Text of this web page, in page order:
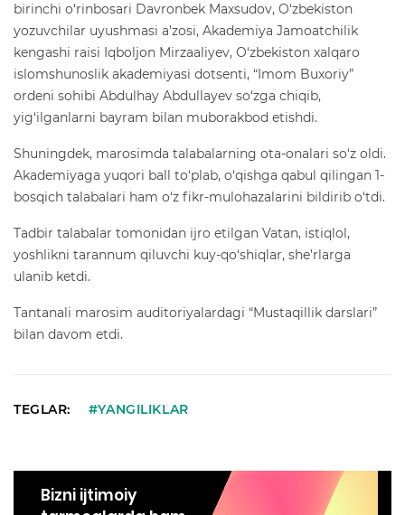
birinchi o‘rinbosari Davronbek Maxsudov, O‘zbekiston
yozuvchilar uyushmasi a’zosi, Akademiya Jamoatchilik
kengashi raisi Iqboljon Mirzaaliyev, O‘zbekiston xalqaro
islomshunoslik akademiyasi dotsenti, “Imom Buxoriy”
ordeni sohibi Abdulhay Abdullayev so‘zga chiqib,
yig‘ilganlarni bayram bilan muborakbod etishdi.
Shuningdek, marosimda talabalarning ota-onalari so‘z oldi.
Akademiyaga yuqori ball to‘plab, o‘qishga qabul qilingan 1-
bosqich talabalari ham o‘z fikr-mulohazalarini bildirib o‘tdi.
Tadbir talabalar tomonidan ijro etilgan Vatan, istiqlol,
yoshlikni tarannum qiluvchi kuy-qo‘shiqlar, she’rlarga
ulanib ketdi.
Tantanali marosim auditoriyalardagi “Mustaqillik darslari”
bilan davom etdi.
TEGLAR: #YANGILIKLAR
Bizni ijtimoiy